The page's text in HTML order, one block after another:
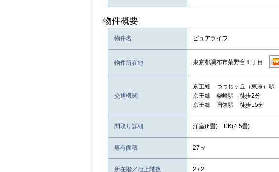
物件概要
物件名 ピュアライフ
物件所在地 東京都調布市菊野台１丁目
交通機関
京王線 つつじヶ丘（東京）駅
京王線 柴崎駅 徒歩2分
京王線 国領駅 徒歩15分
間取り詳細 洋室(6畳) DK(4.5畳)
専有面積 27㎡
所在階／地上階数 2 / 2